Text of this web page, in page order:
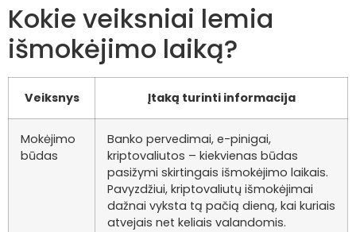
Kokie veiksniai lemia
išmokėjimo laiką?
Veiksnys Įtaką turinti informacija
Mokėjimo
būdas
Banko pervedimai, e-pinigai,
kriptovaliutos – kiekvienas būdas
pasižymi skirtingais išmokėjimo laikais.
Pavyzdžiui, kriptovaliutų išmokėjimai
dažnai vyksta tą pačią dieną, kai kuriais
atvejais net keliais valandomis.